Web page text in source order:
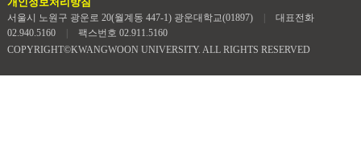
서울시 노원구 광운로 20(월계동 447-1) 광운대학교(01897)
대표전화
02.940.5160
팩스번호 02.911.5160
COPYRIGHT©KWANGWOON UNIVERSITY. ALL RIGHTS RESERVED